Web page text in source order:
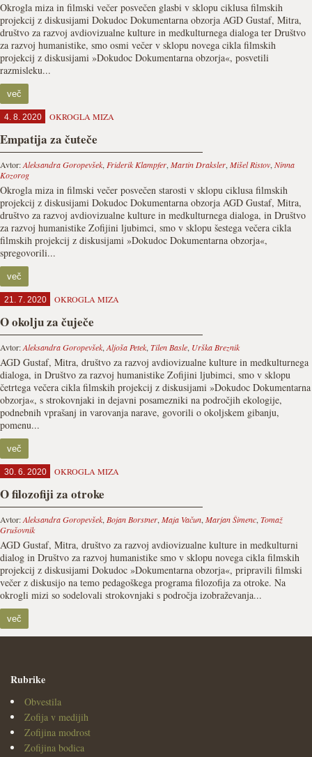
Okrogla miza in filmski večer posvečen glasbi v sklopu ciklusa filmskih
projekcij z diskusijami Dokudoc Dokumentarna obzorja AGD Gustaf, Mitra,
društvo za razvoj avdiovizualne kulture in medkulturnega dialoga ter Društvo
za razvoj humanistike, smo osmi večer v sklopu novega cikla filmskih
projekcij z diskusijami »Dokudoc Dokumentarna obzorja«, posvetili
razmisleku...
več
4. 8. 2020 OKROGLA MIZA
Empatija za čuteče
Avtor:Aleksandra Goropevšek, Friderik Klampfer, Martin Draksler, Mišel Ristov, Ninna
Kozorog
Okrogla miza in filmski večer posvečen starosti v sklopu ciklusa filmskih
projekcij z diskusijami Dokudoc Dokumentarna obzorja AGD Gustaf, Mitra,
društvo za razvoj avdiovizualne kulture in medkulturnega dialoga, in Društvo
za razvoj humanistike Zofijini ljubimci, smo v sklopu šestega večera cikla
filmskih projekcij z diskusijami »Dokudoc Dokumentarna obzorja«,
spregovorili...
več
21. 7. 2020 OKROGLA MIZA
O okolju za čuječe
Avtor:Aleksandra Goropevšek, Aljoša Petek, Tilen Basle, Urška Breznik
AGD Gustaf, Mitra, društvo za razvoj avdiovizualne kulture in medkulturnega
dialoga, in Društvo za razvoj humanistike Zofijini ljubimci, smo v sklopu
četrtega večera cikla filmskih projekcij z diskusijami »Dokudoc Dokumentarna
obzorja«, s strokovnjaki in dejavni posamezniki na področjih ekologije,
podnebnih vprašanj in varovanja narave, govorili o okoljskem gibanju,
pomenu...
več
30. 6. 2020 OKROGLA MIZA
O filozofiji za otroke
Avtor:Aleksandra Goropevšek, Bojan Borstner, Maja Vačun, Marjan Šimenc, Tomaž
Grušovnik
AGD Gustaf, Mitra, društvo za razvoj avdiovizualne kulture in medkulturni
dialog in Društvo za razvoj humanistike smo v sklopu novega cikla filmskih
projekcij z diskusijami Dokudoc »Dokumentarna obzorja«, pripravili filmski
večer z diskusijo na temo pedagoškega programa filozofija za otroke. Na
okrogli mizi so sodelovali strokovnjaki s področja izobraževanja...
več
Rubrike
Obvestila
Zofija v medijih
Zofijina modrost
Zofijina bodica